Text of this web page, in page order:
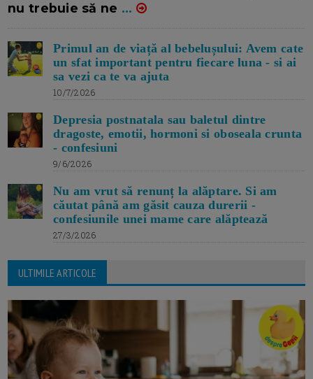
nu trebuie să ne ...
Primul an de viață al bebelușului: Avem cate
un sfat important pentru fiecare luna - si ai
sa vezi ca te va ajuta
10/7/2026
Depresia postnatala sau baletul dintre
dragoste, emotii, hormoni si oboseala crunta
- confesiuni
9/6/2026
Nu am vrut să renunț la alăptare. Si am
căutat până am găsit cauza durerii -
confesiunile unei mame care alăptează
27/3/2026
ULTIMILE ARTICOLE